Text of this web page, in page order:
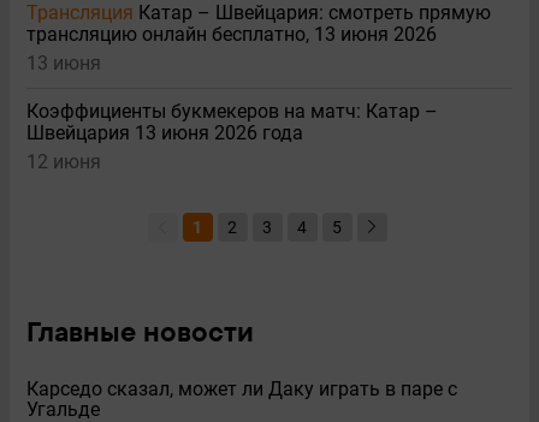
Трансляция Катар – Швейцария: смотреть прямую
трансляцию онлайн бесплатно, 13 июня 2026
13 июня
Коэффициенты букмекеров на матч: Катар –
Швейцария 13 июня 2026 года
12 июня
1 2 3 4 5
Главные новости
Карседо сказал, может ли Даку играть в паре с
Угальде